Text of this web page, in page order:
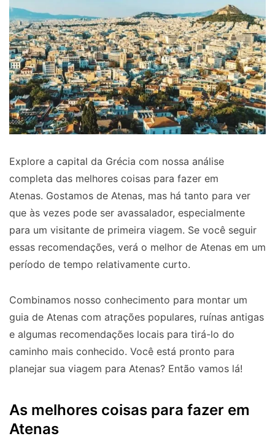
Explore a capital da Grécia com nossa análise
completa das melhores coisas para fazer em
Atenas. Gostamos de Atenas, mas há tanto para ver
que às vezes pode ser avassalador, especialmente
para um visitante de primeira viagem. Se você seguir
essas recomendações, verá o melhor de Atenas em um
período de tempo relativamente curto.
Combinamos nosso conhecimento para montar um
guia de Atenas com atrações populares, ruínas antigas
e algumas recomendações locais para tirá-lo do
caminho mais conhecido. Você está pronto para
planejar sua viagem para Atenas? Então vamos lá!
As melhores coisas para fazer em
Atenas